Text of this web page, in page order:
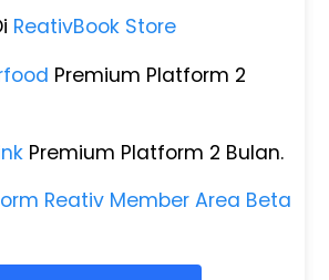
ReativBook Store
Premium Platform 2
Premium Platform 2 Bulan.
Reativ Member Area Beta